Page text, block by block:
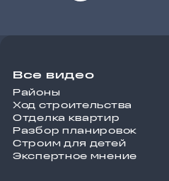
Все видео
Районы
Ход строительства
Отделка квартир
Разбор планировок
Строим для детей
Экспертное мнение